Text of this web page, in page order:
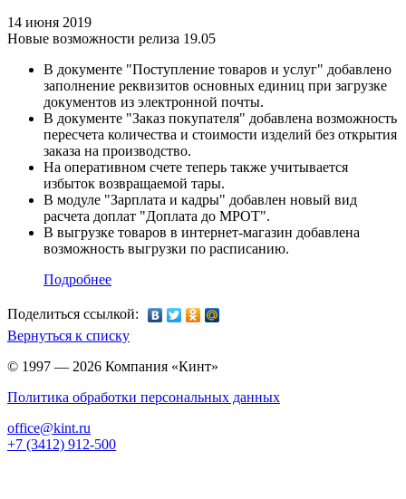
14 июня 2019
Новые возможности релиза 19.05
В документе "Поступление товаров и услуг" добавлено
заполнение реквизитов основных единиц при загрузке
документов из электронной почты.
В документе "Заказ покупателя" добавлена возможность
пересчета количества и стоимости изделий без открытия
заказа на производство.
На оперативном счете теперь также учитывается
избыток возвращаемой тары.
В модуле "Зарплата и кадры" добавлен новый вид
расчета доплат "Доплата до МРОТ".
В выгрузке товаров в интернет-магазин добавлена
возможность выгрузки по расписанию.
Подробнее
Поделиться ссылкой:
Вернуться к списку
© 1997 — 2026 Компания «Кинт»
Политика обработки персональных данных
office@kint.ru
+7 (3412) 912-500